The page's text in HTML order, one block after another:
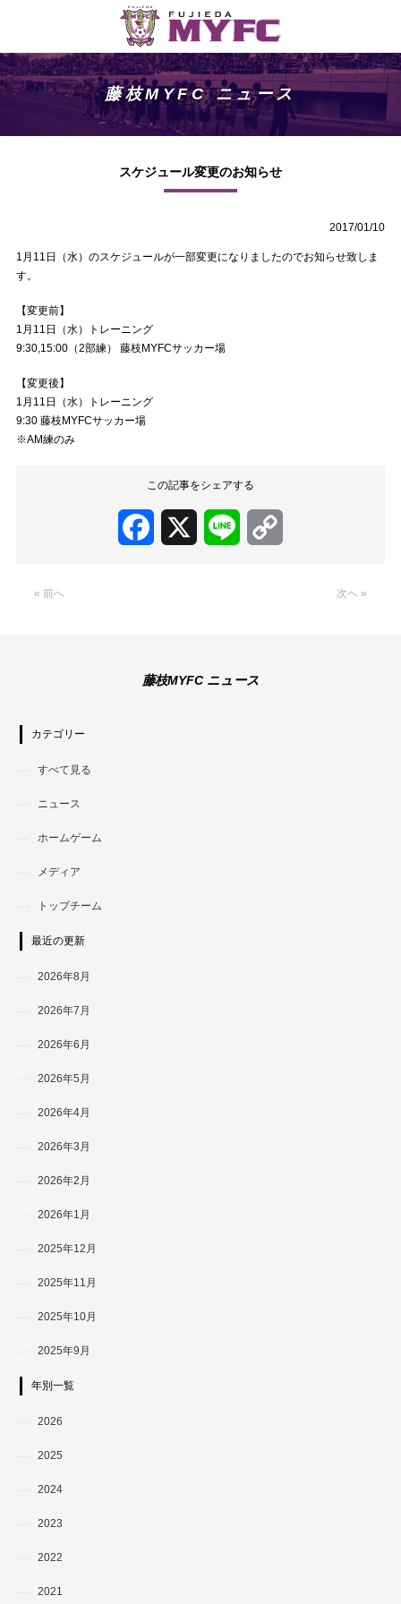
藤枝MYFC ニュース
スケジュール変更のお知らせ
2017/01/10
1月11日（水）のスケジュールが一部変更になりましたのでお知らせ致しま
す。
【変更前】
1月11日（水）トレーニング
9:30,15:00（2部練） 藤枝MYFCサッカー場
【変更後】
1月11日（水）トレーニング
9:30 藤枝MYFCサッカー場
※AM練のみ
この記事をシェアする
Facebook Line
« 前へ 次へ »
藤枝MYFC ニュース
カテゴリー
すべて見る
ニュース
ホームゲーム
メディア
トップチーム
最近の更新
2026年8月
2026年7月
2026年6月
2026年5月
2026年4月
2026年3月
2026年2月
2026年1月
2025年12月
2025年11月
2025年10月
2025年9月
年別一覧
2026
2025
2024
2023
2022
2021